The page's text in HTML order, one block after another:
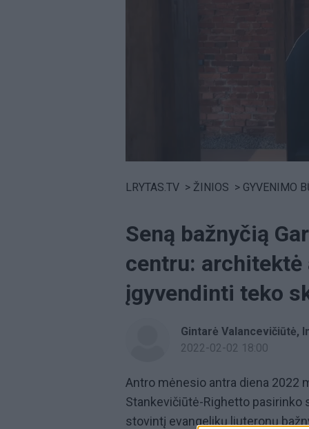
LRYTAS.TV > ŽINIOS > GYVENIMO
Seną bažnyčią
centru:
įgyvendinti teko
Gintarė Valancevičiūtė,
2022-02-02 18:00
Antro mėnesio antra diena 2022
Stankevičiūtė-Righetto pasirinko
stovintį evangelikų liuteronų